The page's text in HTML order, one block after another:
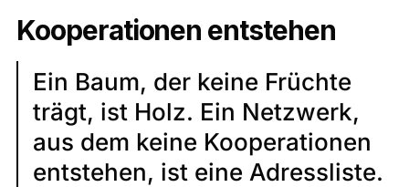
Kooperationen entstehen
Ein Baum, der keine Früchte
trägt, ist Holz. Ein Netzwerk,
aus dem keine Kooperationen
entstehen, ist eine Adressliste.